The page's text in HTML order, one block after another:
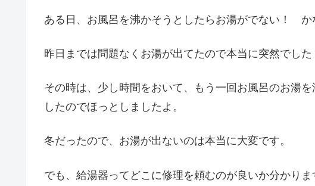
ある日、お風呂を沸かそうとしたらお湯がでない！ か
昨日までは問題なくお湯が出てたので本当に突然でした
その時は、少し時間をおいて、もう一回お風呂のお湯
したのでほっとしましたよ。
冬だったので、お湯が出ないのは本当に大変です。
でも、給湯器ってどこに修理を頼むのが良いか分かりま